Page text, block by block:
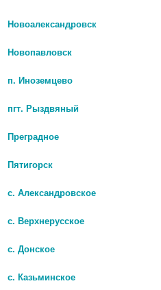
3В1 /АРТ.81874/284/03/ [AVENT]
7 123 руб.
В КОРЗИНУ
Новоалександровск
Новопавловск
п. Иноземцево
пгт. Рыздвяный
Преградное
Пятигорск
с. Александровское
с. Верхнерусское
с. Донское
с. Казьминское